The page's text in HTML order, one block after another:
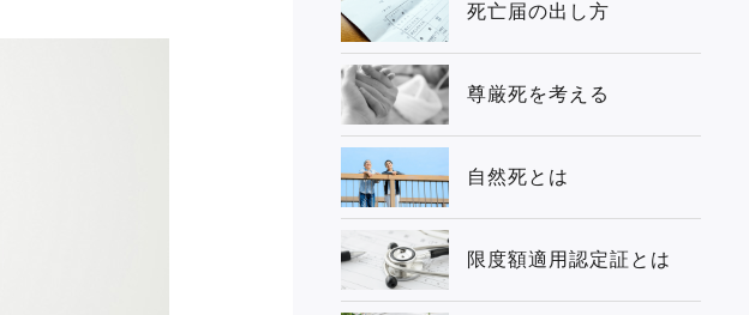
死亡届の出し方
尊厳死を考える
自然死とは
限度額適用認定証とは